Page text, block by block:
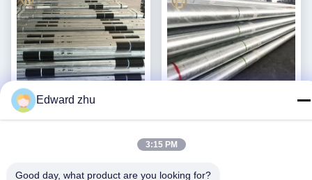
13,5M 45FT Thép Điện Cực
Cực điện kim loại dày 3,5m
Edward zhu
3:15 PM
Good day, what product are you looking for?